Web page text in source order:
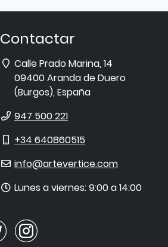
Contactar
Dirección
Calle Prado Marina, 14
09400Aranda de Duero
(Burgos), España
Teléfono
947 500 221
Móvil
+34 640860515
E-
info@artevertice.com
Horario
Lunes a viernes: 9:00 a 14:00